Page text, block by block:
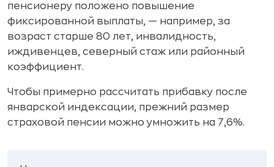
пенсионеру положено повышение
фиксированной выплаты, — например, за
возраст старше 80 лет, инвалидность,
иждивенцев, северный стаж или районный
коэффициент.
Чтобы примерно рассчитать прибавку после
январской индексации, прежний размер
страховой пенсии можно умножить на 7,6%.